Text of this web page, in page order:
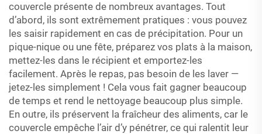
couvercle présente de nombreux avantages. Tout
d’abord, ils sont extrêmement pratiques : vous pouvez
les saisir rapidement en cas de précipitation. Pour un
pique-nique ou une fête, préparez vos plats à la maison,
mettez-les dans le récipient et emportez-les
facilement. Après le repas, pas besoin de les laver —
jetez-les simplement ! Cela vous fait gagner beaucoup
de temps et rend le nettoyage beaucoup plus simple.
En outre, ils préservent la fraîcheur des aliments, car le
couvercle empêche l’air d’y pénétrer, ce qui ralentit leur